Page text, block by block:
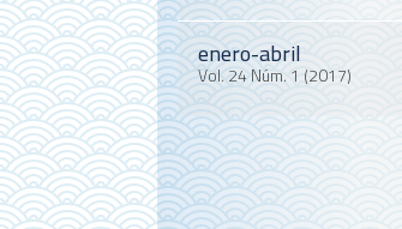
enero-abril
Vol. 24 Núm. 1 (2017)